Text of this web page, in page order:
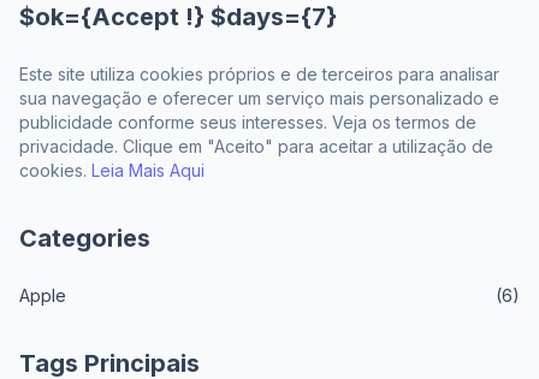
$ok={Accept !} $days={7}
Este site utiliza cookies próprios e de terceiros para analisar
sua navegação e oferecer um serviço mais personalizado e
publicidade conforme seus interesses. Veja os termos de
privacidade. Clique em "Aceito" para aceitar a utilização de
cookies. Leia Mais Aqui
Categories
Apple (6)
Tags Principais